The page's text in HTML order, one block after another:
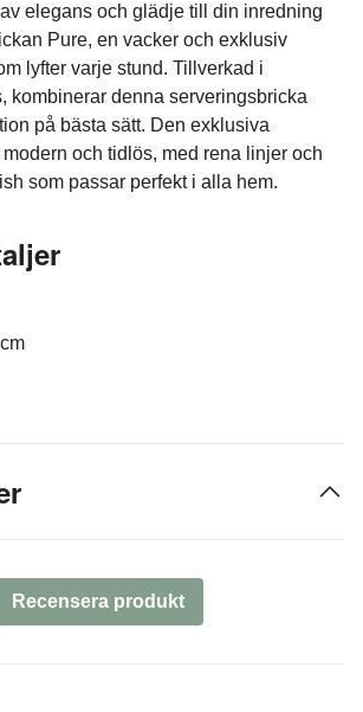
elegans och glädje till din inredning
Pure, en vacker och exklusiv
lyfter varje stund. Tillverkad i
kombinerar denna serveringsbricka
på bästa sätt. Den exklusiva
och tidlös, med rena linjer och
som passar perfekt i alla hem.
Recensera produkt